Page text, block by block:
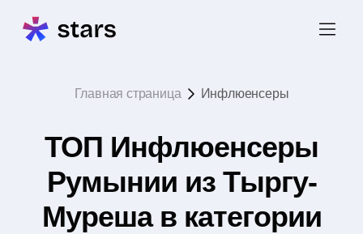
Главная страница Инфлюенсеры
ТОП Инфлюенсеры
Румынии из Тыргу-
Муреша в категории